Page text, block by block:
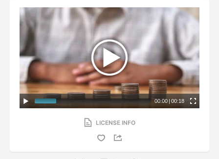
00:00 | 00:18
LICENSE INFO